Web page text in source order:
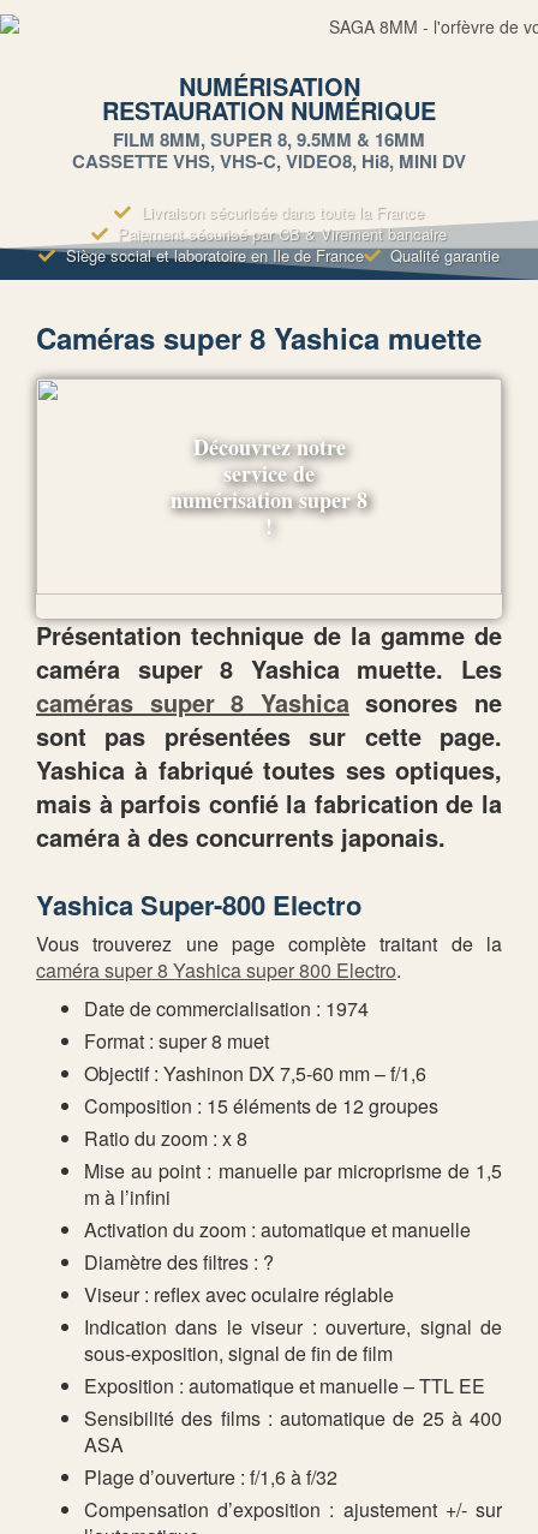
NUMÉRISATION
RESTAURATION NUMÉRIQUE
FILM 8MM, SUPER 8, 9.5MM & 16MM
CASSETTE VHS, VHS-C, VIDEO8, Hi8, MINI DV
Livraison sécurisée dans toute la France
Paiement sécurisé par CB & Virement bancaire
Siège social et laboratoire en Ile de France
Qualité garantie
Caméras super 8 Yashica muette
Présentation technique de la gamme de
caméra super 8 Yashica muette. Les
caméras super 8 Yashicasonores ne
sont pas présentées sur cette page.
Yashica à fabriqué toutes ses optiques,
mais à parfois confié la fabrication de la
caméra à des concurrents japonais.
Yashica Super-800 Electro
Vous trouverez une page complète traitant de la
caméra super 8 Yashica super 800 Electro.
Date de commercialisation : 1974
Format : super 8 muet
Objectif : Yashinon DX 7,5-60 mm – f/1,6
Composition : 15 éléments de 12 groupes
Ratio du zoom : x 8
Mise au point : manuelle par microprisme de 1,5
m à l’infini
Activation du zoom : automatique et manuelle
Diamètre des filtres : ?
Viseur : reflex avec oculaire réglable
Indication dans le viseur : ouverture, signal de
sous-exposition, signal de fin de film
Exposition : automatique et manuelle – TTL EE
Sensibilité des films : automatique de 25 à 400
ASA
Plage d’ouverture : f/1,6 à f/32
Compensation d’exposition : ajustement +/- sur